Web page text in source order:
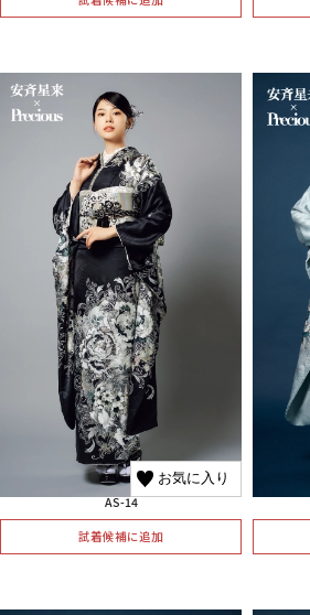
お気に入り
AS-14
試着候補に追加